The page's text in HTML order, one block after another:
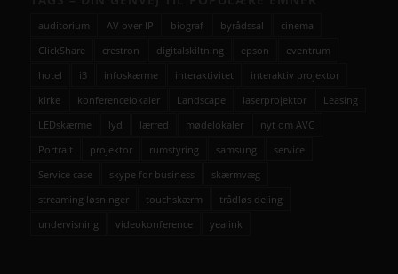
auditorium AV over IP biograf byrådssal
cinema
ClickShare
crestron digitalskiltning epson
eventrum
hotel
i3 infoskærme interaktivitet
interaktiv projektor
kirke
konferencelokaler Landscape laserprojektor
Leasing
LEDskærme
lyd lærred mødelokaler
nyt om AVC
Portrait
projektor rumstyring samsung
service
Service case
skype for business
skærmvæg
streaming løsninger
touchskærm
trådløs deling
undervisning
videokonference yealink